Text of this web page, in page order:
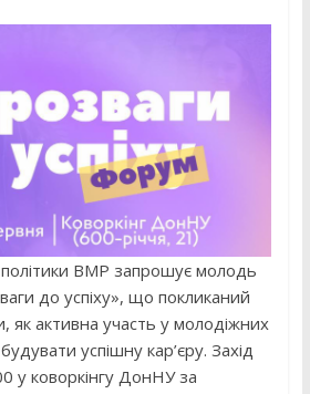
політики ВМР запрошує молодь
до успіху», що покликаний
як активна участь у молодіжних
успішну кар’єру. Захід
у коворкінгу ДонНУ за